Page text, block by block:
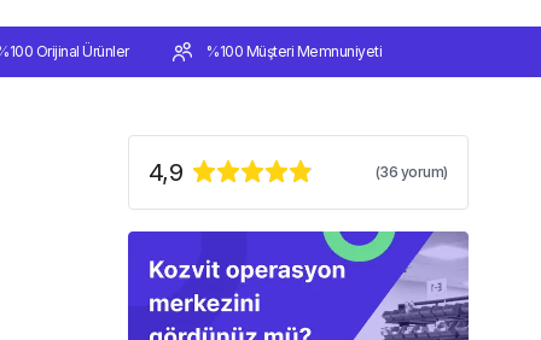
Orijinal Ürünler %100 Müşteri Memnuniyeti
4,9 (36 yorum)